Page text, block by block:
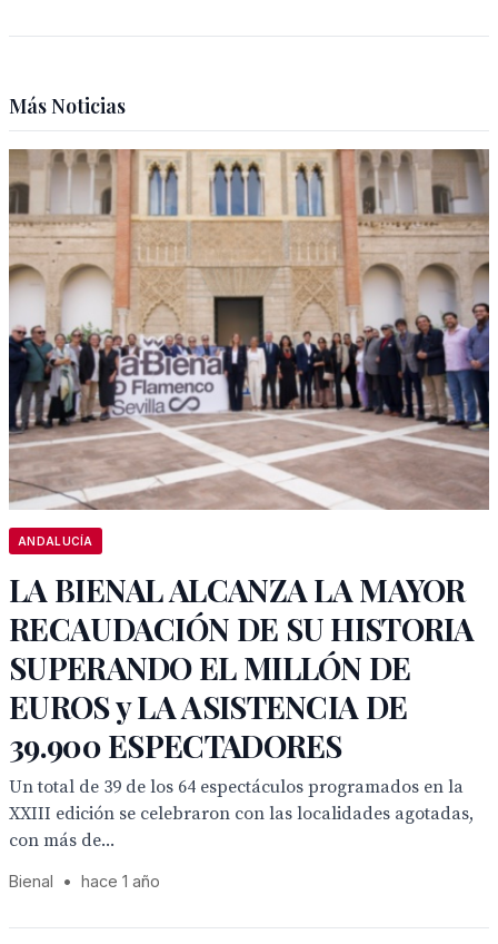
Más Noticias
ANDALUCÍA
LA BIENAL ALCANZA LA MAYOR
RECAUDACIÓN DE SU HISTORIA
SUPERANDO EL MILLÓN DE
EUROS y LA ASISTENCIA DE
39.900 ESPECTADORES
Un total de 39 de los 64 espectáculos programados en la
XXIII edición se celebraron con las localidades agotadas,
con más de...
Bienal • hace 1 año